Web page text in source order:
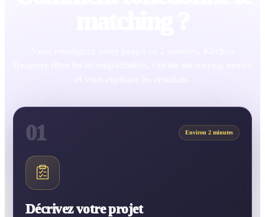
01 Environ 2 minutes
Décrivez votre projet